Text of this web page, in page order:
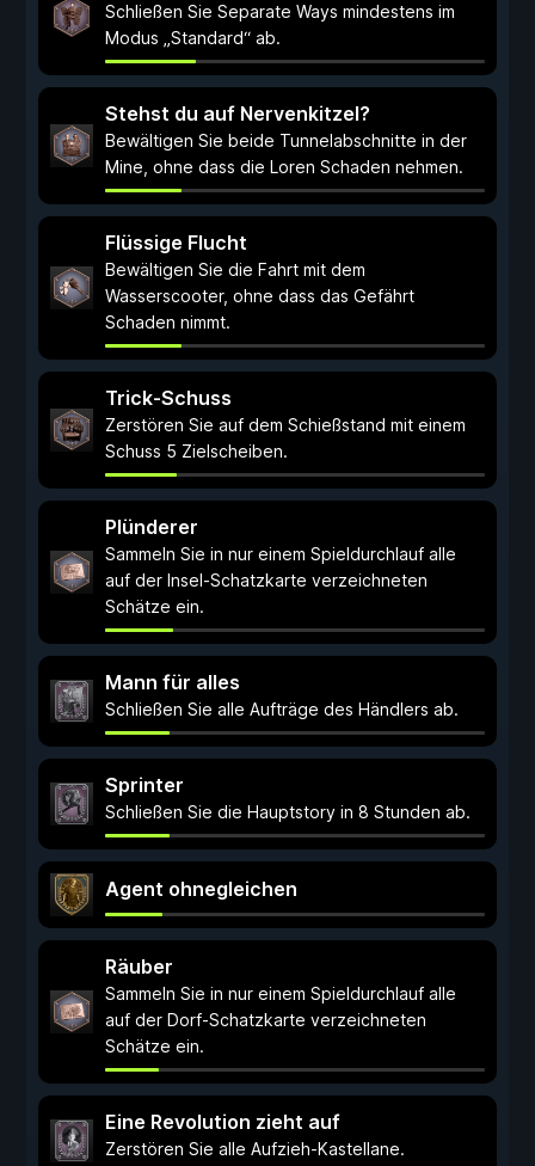
Schließen Sie Separate Ways mindestens im
Modus „Standard“ ab.
Stehst du auf Nervenkitzel?
Bewältigen Sie beide Tunnelabschnitte in der
Mine, ohne dass die Loren Schaden nehmen.
Flüssige Flucht
Bewältigen Sie die Fahrt mit dem
Wasserscooter, ohne dass das Gefährt
Schaden nimmt.
Trick-Schuss
Zerstören Sie auf dem Schießstand mit einem
Schuss 5 Zielscheiben.
Plünderer
Sammeln Sie in nur einem Spieldurchlauf alle
auf der Insel-Schatzkarte verzeichneten
Schätze ein.
Mann für alles
Schließen Sie alle Aufträge des Händlers ab.
Sprinter
Schließen Sie die Hauptstory in 8 Stunden ab.
Agent ohnegleichen
Räuber
Sammeln Sie in nur einem Spieldurchlauf alle
auf der Dorf-Schatzkarte verzeichneten
Schätze ein.
Eine Revolution zieht auf
Zerstören Sie alle Aufzieh-Kastellane.